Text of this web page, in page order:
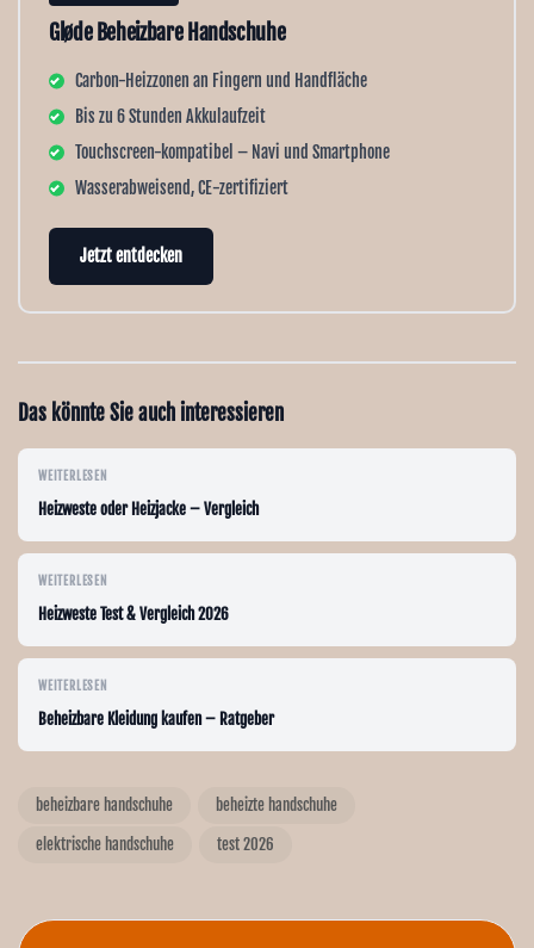
Gløde Beheizbare Handschuhe
Carbon-Heizzonen an Fingern und Handfläche
Bis zu 6 Stunden Akkulaufzeit
Touchscreen-kompatibel – Navi und Smartphone
Wasserabweisend, CE-zertifiziert
Jetzt entdecken
Das könnte Sie auch interessieren
WEITERLESEN
Heizweste oder Heizjacke – Vergleich
WEITERLESEN
Heizweste Test & Vergleich 2026
WEITERLESEN
Beheizbare Kleidung kaufen – Ratgeber
beheizbare handschuhe beheizte handschuhe
elektrische handschuhe test 2026